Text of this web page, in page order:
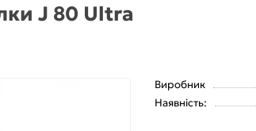
J 80 Ultra
Виробник
Наявність: